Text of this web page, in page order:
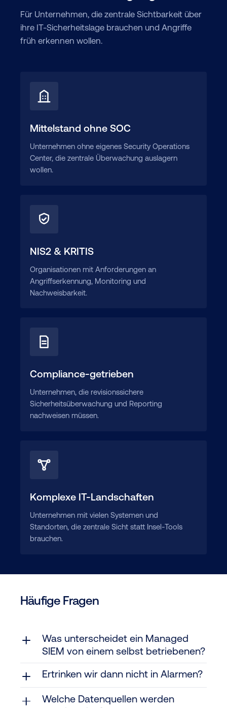
Für Unternehmen, die zentrale Sichtbarkeit über
ihre IT-Sicherheitslage brauchen und Angriffe
früh erkennen wollen.
Mittelstand ohne SOC
Unternehmen ohne eigenes Security Operations
Center, die zentrale Überwachung auslagern
wollen.
NIS2 & KRITIS
Organisationen mit Anforderungen an
Angriffserkennung, Monitoring und
Nachweisbarkeit.
Compliance-getrieben
Unternehmen, die revisionssichere
Sicherheitsüberwachung und Reporting
nachweisen müssen.
Komplexe IT-Landschaften
Unternehmen mit vielen Systemen und
Standorten, die zentrale Sicht statt Insel-Tools
brauchen.
Häufige Fragen
Was unterscheidet ein Managed
SIEM von einem selbst betriebenen?
Ertrinken wir dann nicht in Alarmen?
Welche Datenquellen werden